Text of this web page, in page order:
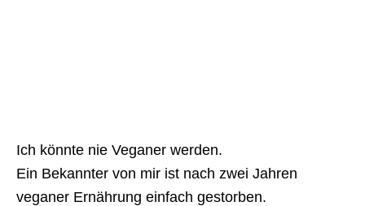
Ich könnte nie Veganer werden.
Ein Bekannter von mir ist nach zwei Jahren
veganer Ernährung einfach gestorben.